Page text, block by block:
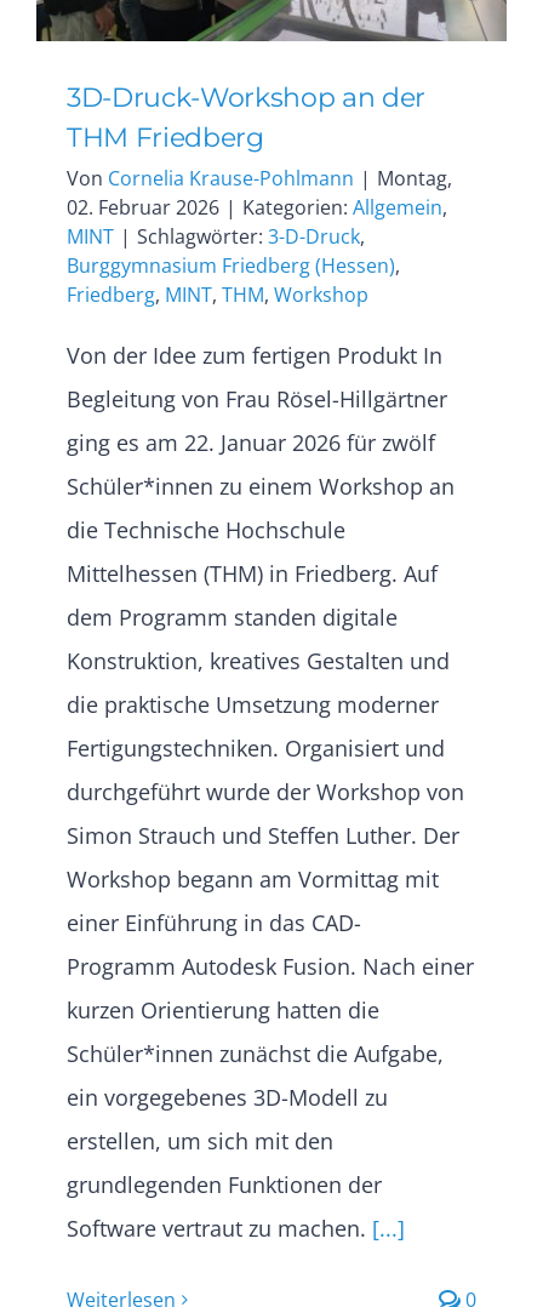
3D-Druck-Workshop an der
THM Friedberg
Von Cornelia Krause-Pohlmann | Montag,
02. Februar 2026 | Kategorien: Allgemein,
MINT | Schlagwörter: 3-D-Druck,
Burggymnasium Friedberg (Hessen),
Friedberg, MINT, THM, Workshop
Von der Idee zum fertigen Produkt In
Begleitung von Frau Rösel-Hillgärtner
ging es am 22. Januar 2026 für zwölf
Schüler*innen zu einem Workshop an
die Technische Hochschule
Mittelhessen (THM) in Friedberg. Auf
dem Programm standen digitale
Konstruktion, kreatives Gestalten und
die praktische Umsetzung moderner
Fertigungstechniken. Organisiert und
durchgeführt wurde der Workshop von
Simon Strauch und Steffen Luther. Der
Workshop begann am Vormittag mit
einer Einführung in das CAD-
Programm Autodesk Fusion. Nach einer
kurzen Orientierung hatten die
Schüler*innen zunächst die Aufgabe,
ein vorgegebenes 3D-Modell zu
erstellen, um sich mit den
grundlegenden Funktionen der
Software vertraut zu machen. [...]
Weiterlesen 0